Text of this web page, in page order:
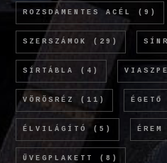
ROZSDAMENTES ACÉL (9)
SZERSZÁMOK (29)
SÍRTÁBLA (4)
VÖRÖSRÉZ (11) ÉGETŐ
ÉLVILÁGÍTÓ (5) ÉREM
ÜVEGPLAKETT (8)